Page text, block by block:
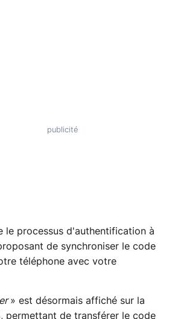
le processus d'authentification à
de synchroniser le code
téléphone avec votre
» est désormais affiché sur la
permettant de transférer le code